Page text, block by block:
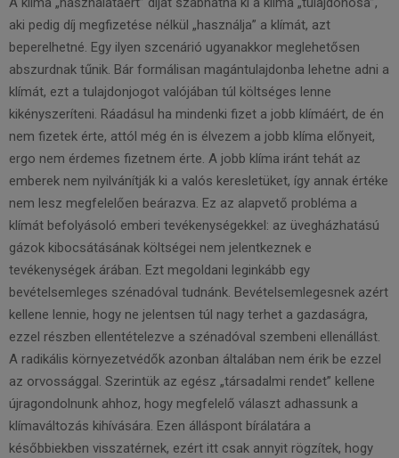
aki pedig díj megfizetése nélkül „használja” a klímát, azt
beperelhetné. Egy ilyen szcenárió ugyanakkor meglehetősen
abszurdnak tűnik. Bár formálisan magántulajdonba lehetne adni a
klímát, ezt a tulajdonjogot valójában túl költséges lenne
kikényszeríteni. Ráadásul ha mindenki fizet a jobb klímáért, de én
nem fizetek érte, attól még én is élvezem a jobb klíma előnyeit,
ergo nem érdemes fizetnem érte. A jobb klíma iránt tehát az
emberek nem nyilvánítják ki a valós keresletüket, így annak értéke
nem lesz megfelelően beárazva. Ez az alapvető probléma a
klímát befolyásoló emberi tevékenységekkel: az üvegházhatású
gázok kibocsátásának költségei nem jelentkeznek e
tevékenységek árában. Ezt megoldani leginkább egy
bevételsemleges szénadóval tudnánk. Bevételsemlegesnek azért
kellene lennie, hogy ne jelentsen túl nagy terhet a gazdaságra,
ezzel részben ellentételezve a szénadóval szembeni ellenállást.
A radikális környezetvédők azonban általában nem érik be ezzel
az orvossággal. Szerintük az egész „társadalmi rendet” kellene
újragondolnunk ahhoz, hogy megfelelő választ adhassunk a
klímaváltozás kihívására. Ezen álláspont bírálatára a
későbbiekben visszatérnek, ezért itt csak annyit rögzítek, hogy